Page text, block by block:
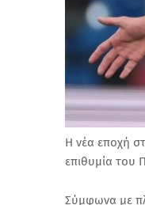
Η νέα εποχή
επιθυμία του
Σύμφωνα με